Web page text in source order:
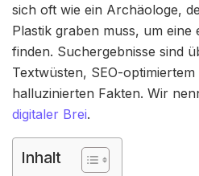
sich oft wie ein Archäologe,
Plastik graben muss, um eine
finden. Suchergebnisse sind
Textwüsten, SEO-
halluzinierten Fakten. Wir
digitaler Brei.
Inhalt